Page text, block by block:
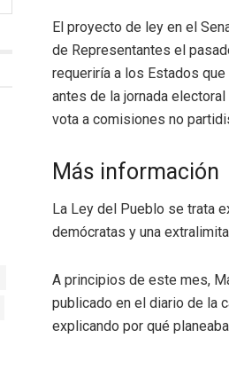
El proyecto de ley en el
de Representantes el
requeriría a los Estados
antes de la jornada
vota a comisiones no
Más información
La Ley del Pueblo se trata
demócratas y una
A principios de este mes,
publicado en el diario de la
explicando por qué